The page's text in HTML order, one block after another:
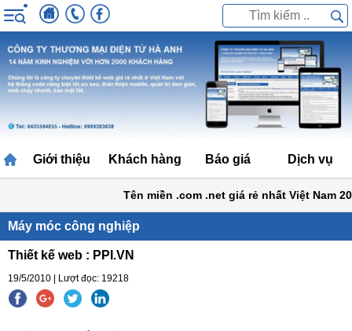
Giới thiệu Khách hàng Báo giá Dịch vụ
Tên miền .com .net giá rẻ nhất Việt Nam
Máy móc công nghiệp
Thiết kế web : PPI.VN
19/5/2010 | Lượt đọc: 19218